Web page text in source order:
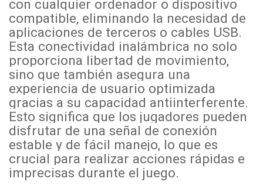
con cualquier ordenador o dispositivo
compatible, eliminando la necesidad de
aplicaciones de terceros o cables USB.
Esta conectividad inalámbrica no solo
proporciona libertad de movimiento,
sino que también asegura una
experiencia de usuario optimizada
gracias a su capacidad antiinterferente.
Esto significa que los jugadores pueden
disfrutar de una señal de conexión
estable y de fácil manejo, lo que es
crucial para realizar acciones rápidas e
imprecisas durante el juego.